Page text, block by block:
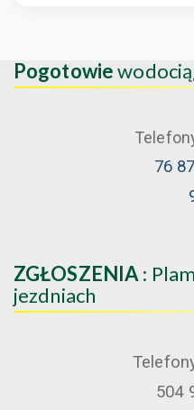
Pogotowie
76
ZGŁOSZENIA :
jezdniach
504